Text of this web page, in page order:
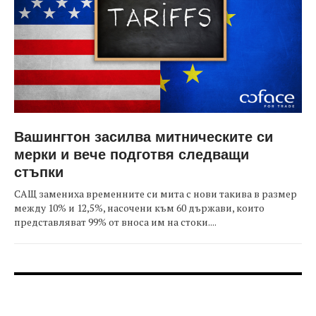
Вашингтон засилва митническите си
мерки и вече подготвя следващи
стъпки
САЩ замениха временните си мита с нови такива в размер
между 10% и 12,5%, насочени към 60 държави, които
представляват 99% от вноса им на стоки....